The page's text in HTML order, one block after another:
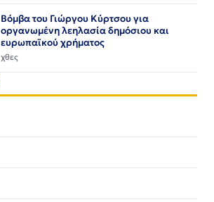
Βόμβα του Γιώργου Κύρτσου για
οργανωμένη λεηλασία δημόσιου και
ευρωπαϊκού χρήματος
χθες